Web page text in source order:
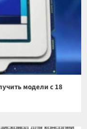
модели с 18